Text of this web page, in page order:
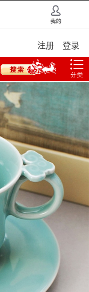
注册 登录